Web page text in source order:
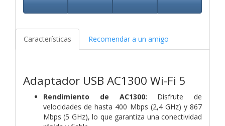
Características Recomendar a un amigo
Adaptador USB AC1300 Wi-Fi 5
Rendimiento de AC1300: Disfrute de
velocidades de hasta 400 Mbps (2,4 GHz) y 867
Mbps (5 GHz), lo que garantiza una conectividad